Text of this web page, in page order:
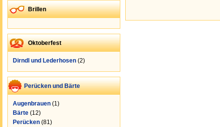
Brillen
Oktoberfest
Dirndl und Lederhosen (2)
Perücken und Bärte
Augenbrauen (1)
Bärte (12)
Perücken (81)